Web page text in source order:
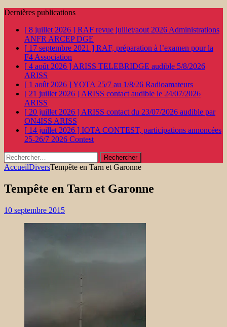
Dernières publications
[ 8 juillet 2026 ] RAF revue juillet/aout 2026 Administrations
ANFR ARCEP DGE
[ 17 septembre 2021 ] RAF, préparation à l’examen pour la
F4 Association
[ 4 août 2026 ] ARISS TELEBRIDGE audible 5/8/2026
ARISS
[ 1 août 2026 ]YOTA 25/7 au 1/8/26 Radioamateurs
[ 21 juillet 2026 ] ARISS contact audible le 24/07/2026
ARISS
[ 20 juillet 2026 ] ARISS contact du 23/07/2026 audible par
ON4ISS ARISS
[ 14 juillet 2026 ] IOTA CONTEST, participations annoncées
25-26/7 2026 Contest
Rechercher :
AccueilDiversTempête en Tarn et Garonne
Tempête en Tarn et Garonne
10 septembre 2015